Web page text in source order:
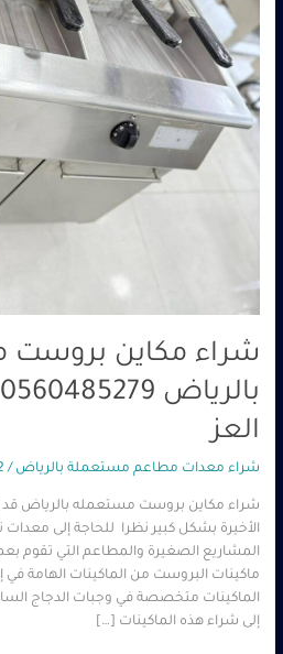
شراء مكاين بروست
العز
شراء معدات مطاعم مستعملة بالرياض /
شراء مكاين بروست مستعمله بالرياض قد
الأخيرة بشكل كبير نظرا للحاجة إلى معدات
المشاريع الصغيرة والمطاعم التي تقوم
ماكينات البروست من الماكينات الهامة في
الماكينات متخصصة في وجبات الدجاج
إلى شراء هذه الماكينات […]